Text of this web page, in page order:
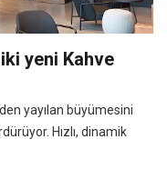
yeni Kahve
yayılan büyümesini
Hızlı, dinamik